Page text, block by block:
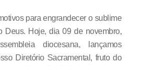
para engrandecer o sublime
Deus. Hoje, dia 09 de novembro,
diocesana, lançamos
Diretório Sacramental, fruto do